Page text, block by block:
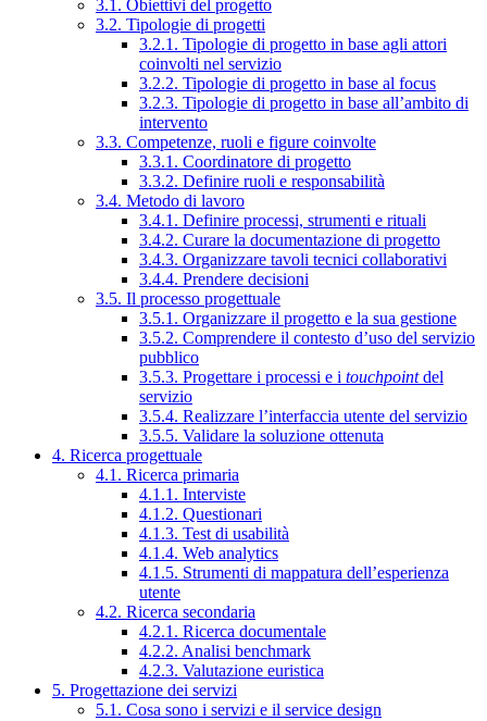
3.1. Obiettivi del progetto
3.2. Tipologie di progetti
3.2.1. Tipologie di progetto in base agli attori
coinvolti nel servizio
3.2.2. Tipologie di progetto in base al focus
3.2.3. Tipologie di progetto in base all’ambito di
intervento
3.3. Competenze, ruoli e figure coinvolte
3.3.1. Coordinatore di progetto
3.3.2. Definire ruoli e responsabilità
3.4. Metodo di lavoro
3.4.1. Definire processi, strumenti e rituali
3.4.2. Curare la documentazione di progetto
3.4.3. Organizzare tavoli tecnici collaborativi
3.4.4. Prendere decisioni
3.5. Il processo progettuale
3.5.1. Organizzare il progetto e la sua gestione
3.5.2. Comprendere il contesto d’uso del servizio
pubblico
3.5.3. Progettare i processi e i touchpointdel
servizio
3.5.4. Realizzare l’interfaccia utente del servizio
3.5.5. Validare la soluzione ottenuta
4. Ricerca progettuale
4.1. Ricerca primaria
4.1.1. Interviste
4.1.2. Questionari
4.1.3. Test di usabilità
4.1.4. Web analytics
4.1.5. Strumenti di mappatura dell’esperienza
utente
4.2. Ricerca secondaria
4.2.1. Ricerca documentale
4.2.2. Analisi benchmark
4.2.3. Valutazione euristica
5. Progettazione dei servizi
5.1. Cosa sono i servizi e il service design